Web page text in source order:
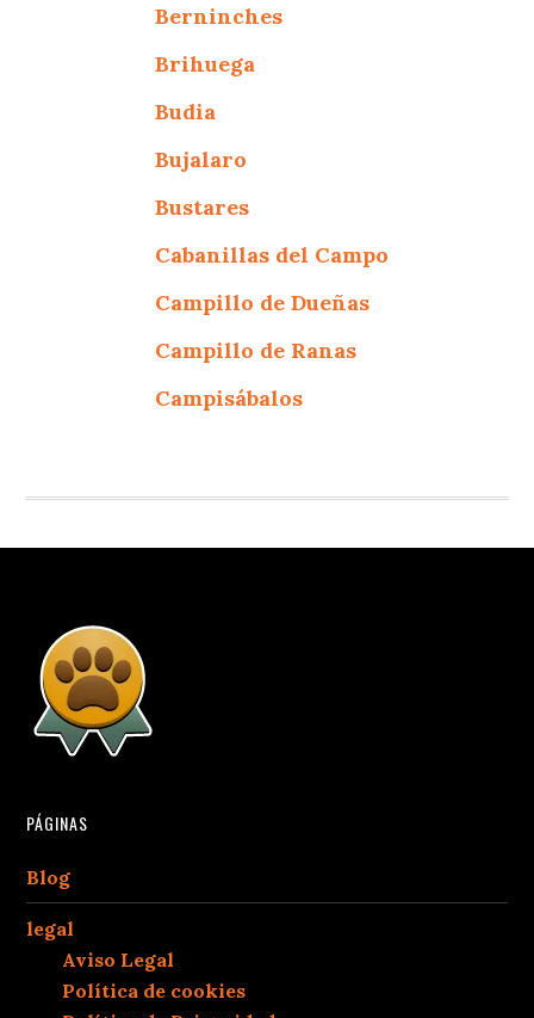
Berninches
Brihuega
Budia
Bujalaro
Bustares
Cabanillas del Campo
Campillo de Dueñas
Campillo de Ranas
Campisábalos
PÁGINAS
Blog
legal
Aviso Legal
Política de cookies